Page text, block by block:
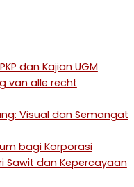
dan Kajian UGM
van alle recht
Visual dan Semangat
bagi Korporasi
Sawit dan Kepercayaan